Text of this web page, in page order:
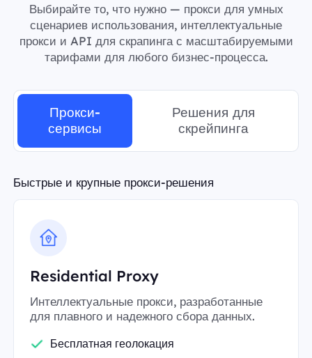
Выбирайте то, что нужно — прокси для умных
сценариев использования, интеллектуальные
прокси и API для скрапинга с масштабируемыми
тарифами для любого бизнес-процесса.
Прокси-
сервисы
Решения для
скрейпинга
Быстрые и крупные прокси-решения
Residential Proxy
Интеллектуальные прокси, разработанные
для плавного и надежного сбора данных.
Бесплатная геолокация